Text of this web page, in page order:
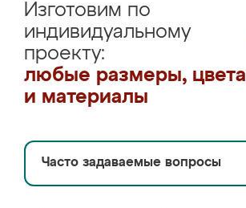
Изготовим по
индивидуальному
проекту:
любые размеры, цвета
и материалы
Часто задаваемые вопросы